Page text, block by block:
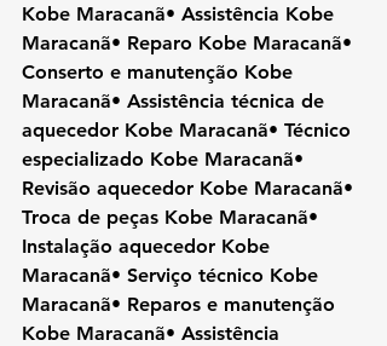
Kobe Maracanã• Assistência Kobe
Maracanã• Reparo Kobe Maracanã•
Conserto e manutenção Kobe
Maracanã• Assistência técnica de
aquecedor Kobe Maracanã• Técnico
especializado Kobe Maracanã•
Revisão aquecedor Kobe Maracanã•
Troca de peças Kobe Maracanã•
Instalação aquecedor Kobe
Maracanã• Serviço técnico Kobe
Maracanã• Reparos e manutenção
Kobe Maracanã• Assistência